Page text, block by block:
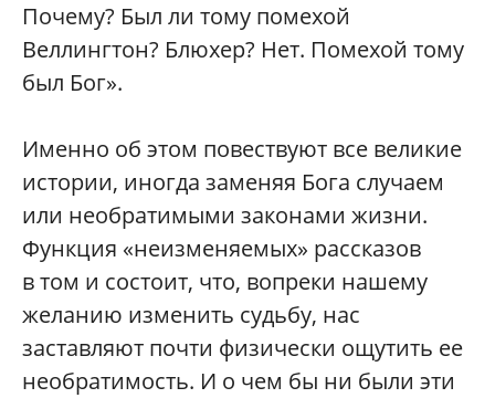
Почему? Был ли тому помехой
Веллингтон? Блюхер? Нет. Помехой тому
был Бог».
Именно об этом повествуют все великие
истории, иногда заменяя Бога случаем
или необратимыми законами жизни.
Функция «неизменяемых» рассказов
в том и состоит, что, вопреки нашему
желанию изменить судьбу, нас
заставляют почти физически ощутить ее
необратимость. И о чем бы ни были эти